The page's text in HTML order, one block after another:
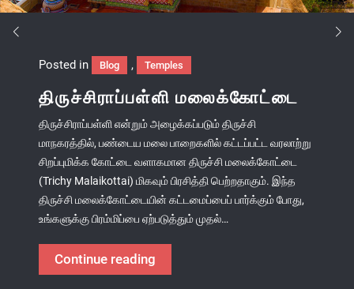
Posted in Blog , Temples
திருச்சிராப்பள்ளி மலைக்கோட்டை
திருச்சிராப்பள்ளி என்றும் அழைக்கப்படும் திருச்சி
மாநகரத்தில், பண்டைய மலை பாறைகளில் கட்டப்பட்ட வரலாற்று
சிறப்புமிக்க கோட்டை வளாகமான திருச்சி மலைக்கோட்டை
(Trichy Malaikottai) மிகவும் பிரசித்தி பெற்றதாகும். இந்த
திருச்சி மலைக்கோட்டையின் கட்டமைப்பைப் பார்க்கும் போது,
உங்களுக்கு பிரம்மிப்பை ஏற்படுத்தும் முதல்…
Continue readingதிருச்சிராப்பள்ளி